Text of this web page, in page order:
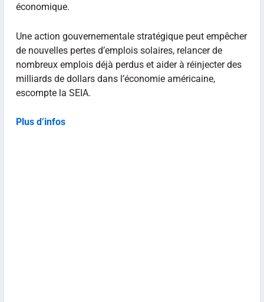
économique.
Une action gouvernementale stratégique peut empêcher
de nouvelles pertes d’emplois solaires, relancer de
nombreux emplois déjà perdus et aider à réinjecter des
milliards de dollars dans l’économie américaine,
escompte la SEIA.
Plus d’infos